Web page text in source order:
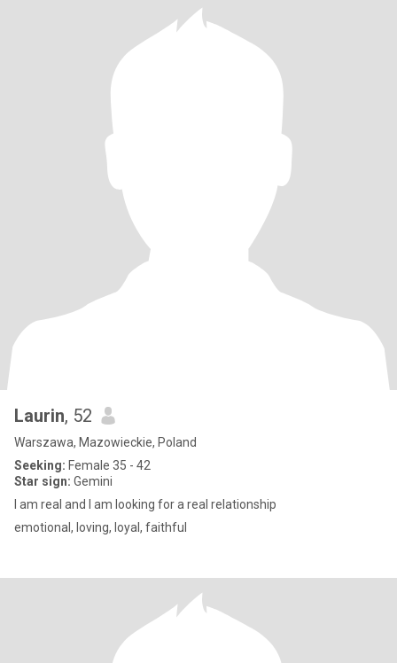
Laurin, 52
Warszawa, Mazowieckie, Poland
Seeking: Female 35 - 42
Star sign: Gemini
I am real and I am looking for a real relationship
emotional, loving, loyal, faithful